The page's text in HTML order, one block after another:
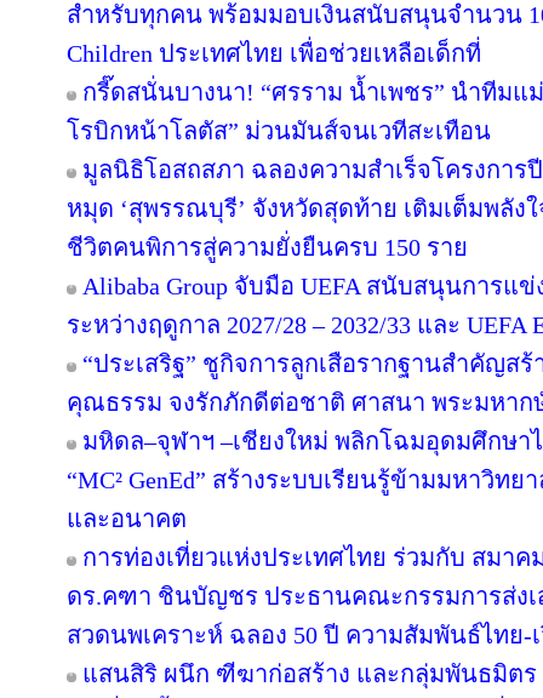
สำหรับทุกคน พร้อมมอบเงินสนับสนุนจำนวน
Children ประเทศไทย เพื่อช่วยเหลือเด็กที่
กรี๊ดสนั่นบางนา! “ศรราม น้ำเพชร” นำทีมแ
โรบิกหน้าโลตัส” ม่วนมันส์จนเวทีสะเทือน
มูลนิธิโอสถสภา ฉลองความสำเร็จโครงการ
หมุด ‘สุพรรณบุรี’ จังหวัดสุดท้าย เติมเต็มพลัง
ชีวิตคนพิการสู่ความยั่งยืนครบ 150 ราย
Alibaba Group จับมือ UEFA สนับสนุนการ
ระหว่างฤดูกาล 2027/28 – 2032/33 และ UEFA
“ประเสริฐ” ชูกิจการลูกเสือรากฐานสำคัญส
คุณธรรม จงรักภักดีต่อชาติ ศาสนา พระมหาก
มหิดล–จุฬาฯ –เชียงใหม่ พลิกโฉมอุดมศึกษา
“MC² GenEd” สร้างระบบเรียนรู้ข้ามมหาวิ
และอนาคต
การท่องเที่ยวแห่งประเทศไทย ร่วมกับ สมาค
ดร.คฑา ชินบัญชร ประธานคณะกรรมการส่ง
สวดนพเคราะห์ ฉลอง 50 ปี ความสัมพันธ์ไทย-
แสนสิริ ผนึก ฑีฆาก่อสร้าง และกลุ่มพันธมิตร